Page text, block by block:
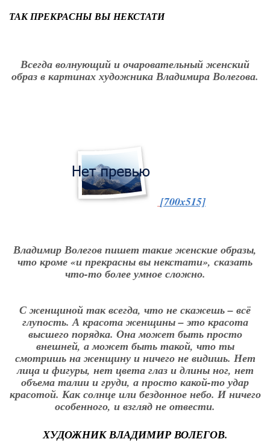
ТАК ПРЕКРАСНЫ ВЫ НЕКСТАТИ
Всегда волнующий и очаровательный женский
образ в картинах художника Владимира Волегова.
[700x515]
Владимир Волегов пишет такие женские образы,
что кроме «и прекрасны вы некстати», сказать
что-то более умное сложно.
С женщиной так всегда, что не скажешь – всё
глупость. А красота женщины – это красота
высшего порядка. Она может быть просто
внешней, а может быть такой, что ты
смотришь на женщину и ничего не видишь. Нет
лица и фигуры, нет цвета глаз и длины ног, нет
объема талии и груди, а просто какой-то удар
красотой. Как солнце или бездонное небо. И ничего
особенного, и взгляд не отвести.
ХУДОЖНИК ВЛАДИМИР ВОЛЕГОВ.